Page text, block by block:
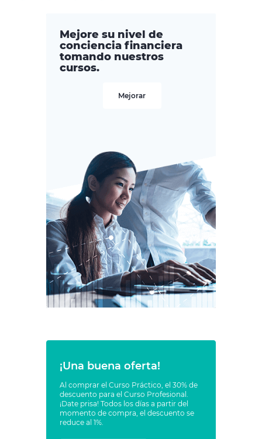
Mejore su nivel de
conciencia financiera
tomando nuestros
cursos.
Mejorar
¡Una buena oferta!
Al comprar el Curso Práctico, el 30% de
descuento para el Curso Profesional.
¡Date prisa! Todos los días a partir del
momento de compra, el descuento se
reduce al 1%.